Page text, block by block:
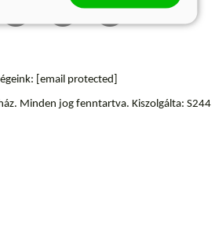
[email protected]
Minden jog fenntartva. Kiszolgálta: S244